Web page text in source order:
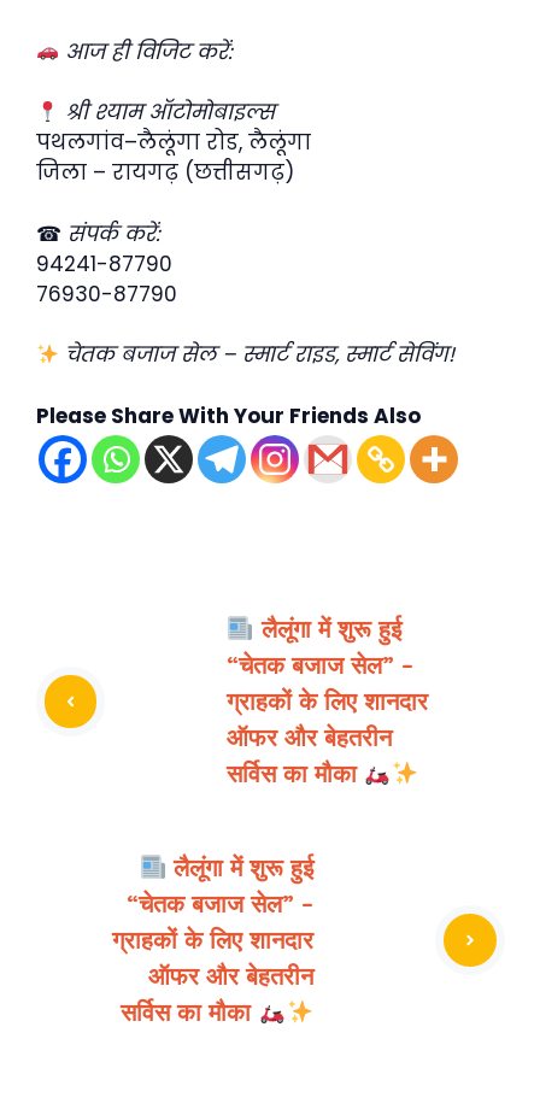
आज ही विजिट करें:
श्री श्याम ऑटोमोबाइल्स
पथलगांव–लैलूंगा रोड, लैलूंगा
जिला – रायगढ़ (छत्तीसगढ़)
☎ संपर्क करें:
94241-87790
76930-87790
चेतक बजाज सेल – स्मार्ट राइड, स्मार्ट सेविंग!
Please Share With Your Friends Also
लैलूंगा में शुरू हुई
“चेतक बजाज सेल” –
ग्राहकों के लिए शानदार
ऑफर और बेहतरीन
सर्विस का मौका
लैलूंगा में शुरू हुई
“चेतक बजाज सेल” –
ग्राहकों के लिए शानदार
ऑफर और बेहतरीन
सर्विस का मौका